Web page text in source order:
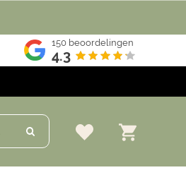
150beoordelingen
4.3